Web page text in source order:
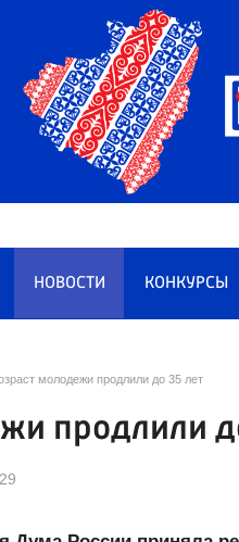
НОВОСТИ КОНКУРСЫ
молодежи продлили до 35 лет
продлили